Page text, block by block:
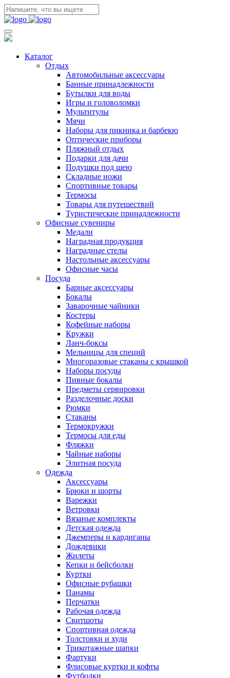
Каталог
Отдых
Автомобильные аксессуары
Банные принадлежности
Бутылки для воды
Игры и головоломки
Мультитулы
Мячи
Наборы для пикника и барбекю
Оптические приборы
Пляжный отдых
Подарки для дачи
Подушки под шею
Складные ножи
Спортивные товары
Термосы
Товары для путешествий
Туристические принадлежности
Офисные сувениры
Медали
Наградная продукция
Наградные стелы
Настольные аксессуары
Офисные часы
Посуда
Барные аксессуары
Бокалы
Заварочные чайники
Костеры
Кофейные наборы
Кружки
Ланч-боксы
Мельницы для специй
Многоразовые стаканы с крышкой
Наборы посуды
Пивные бокалы
Предметы сервировки
Разделочные доски
Рюмки
Стаканы
Термокружки
Термосы для еды
Фляжки
Чайные наборы
Элитная посуда
Одежда
Аксессуары
Брюки и шорты
Варежки
Ветровки
Вязаные комплекты
Детская одежда
Джемперы и кардиганы
Дождевики
Жилеты
Кепки и бейсболки
Куртки
Офисные рубашки
Панамы
Перчатки
Рабочая одежда
Свитшоты
Спортивная одежда
Толстовки и худи
Трикотажные шапки
Фартуки
Флисовые куртки и кофты
Футболки